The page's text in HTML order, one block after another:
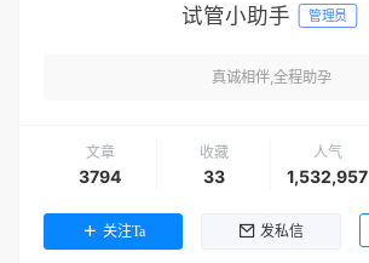
试管小助手 管理员
真诚相伴,全程助孕
文章
3794
收藏
33
人气
1,532,957
关注Ta 发私信